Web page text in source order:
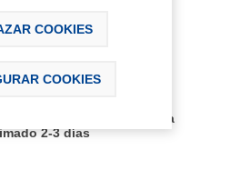
plazo de entrega
2-3 días
COOKIES
COOKIES